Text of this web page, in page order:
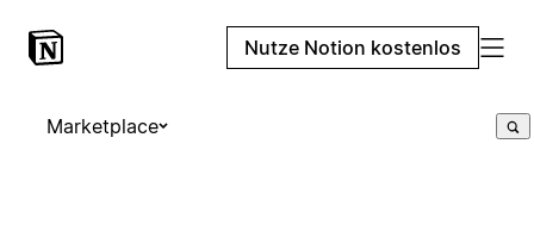
Nutze Notion kostenlos
Marketplace